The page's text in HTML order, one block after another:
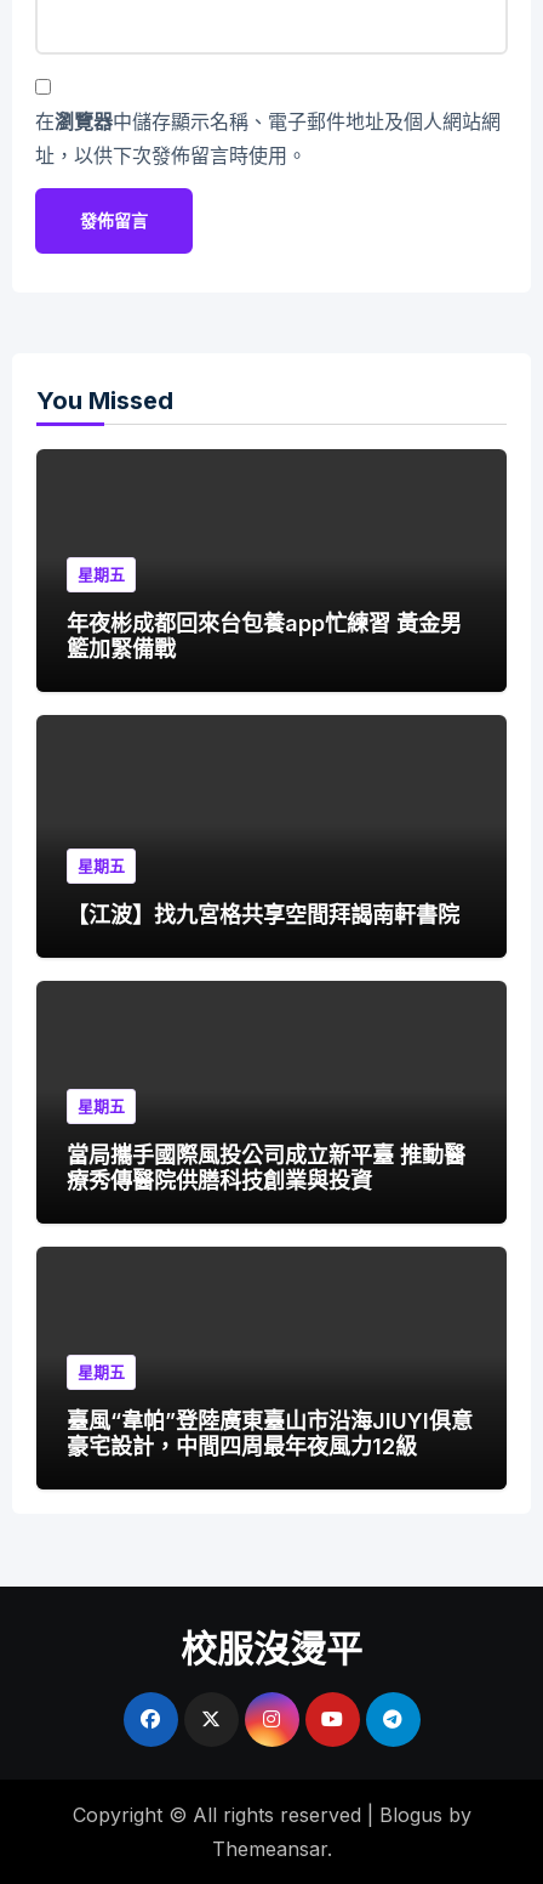
在瀏覽器中儲存顯示名稱、電子郵件地址及個人網站網
址，以供下次發佈留言時使用。
You Missed
星期五
年夜彬成都回來台包養app忙練習 黃金男
籃加緊備戰
星期五
【江波】找九宮格共享空間拜謁南軒書院
星期五
當局攜手國際風投公司成立新平臺 推動醫
療秀傳醫院供膳科技創業與投資
星期五
臺風“韋帕”登陸廣東臺山市沿海JIUYI俱意
豪宅設計，中間四周最年夜風力12級
校服沒燙平
Copyright © All rights reserved Blogus by
Themeansar.